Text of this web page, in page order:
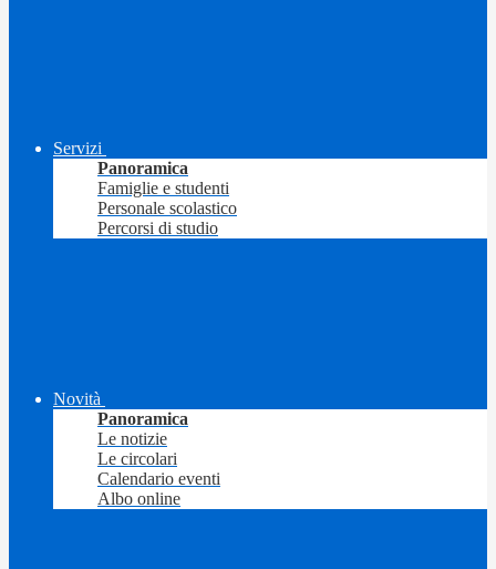
Servizi
Panoramica
Famiglie e studenti
Personale scolastico
Percorsi di studio
Novità
Panoramica
Le notizie
Le circolari
Calendario eventi
Albo online